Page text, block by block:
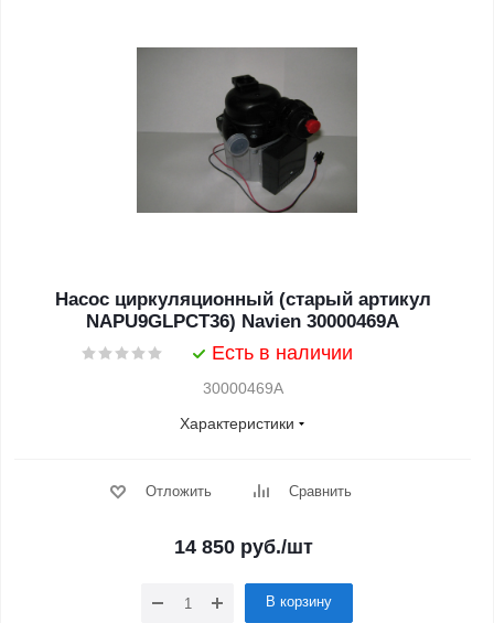
Насос циркуляционный (старый артикул
NAPU9GLPCT36) Navien 30000469A
Есть в наличии
30000469A
Характеристики
Отложить Сравнить
14 850руб./шт
В корзину